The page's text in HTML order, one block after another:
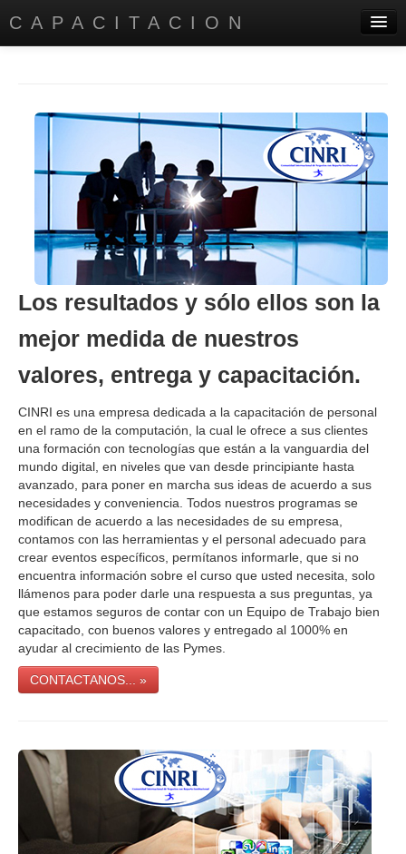
CAPACITACION
AYUDA A INSTITUTOS
CONTÁCTANOS
CONÓCENOS
Los resultados y sólo ellos son la
mejor medida de nuestros
valores, entrega y capacitación.
CINRI es una empresa dedicada a la capacitación de personal
en el ramo de la computación, la cual le ofrece a sus clientes
una formación con tecnologías que están a la vanguardia del
mundo digital, en niveles que van desde principiante hasta
avanzado, para poner en marcha sus ideas de acuerdo a sus
necesidades y conveniencia. Todos nuestros programas se
modifican de acuerdo a las necesidades de su empresa,
contamos con las herramientas y el personal adecuado para
crear eventos específicos, permítanos informarle, que si no
encuentra información sobre el curso que usted necesita, solo
llámenos para poder darle una respuesta a sus preguntas, ya
que estamos seguros de contar con un Equipo de Trabajo bien
capacitado, con buenos valores y entregado al 1000% en
ayudar al crecimiento de las Pymes.
CONTACTANOS... »